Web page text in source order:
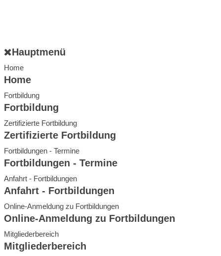
Hauptmenü
Home
Home
Fortbildung
Fortbildung
Zertifizierte Fortbildung
Zertifizierte Fortbildung
Fortbildungen - Termine
Fortbildungen - Termine
Anfahrt - Fortbildungen
Anfahrt - Fortbildungen
Online-Anmeldung zu Fortbildungen
Online-Anmeldung zu Fortbildungen
Mitgliederbereich
Mitgliederbereich